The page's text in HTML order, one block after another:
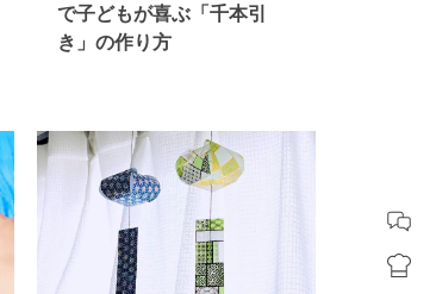
で子どもが喜ぶ「千本引
き」の作り方